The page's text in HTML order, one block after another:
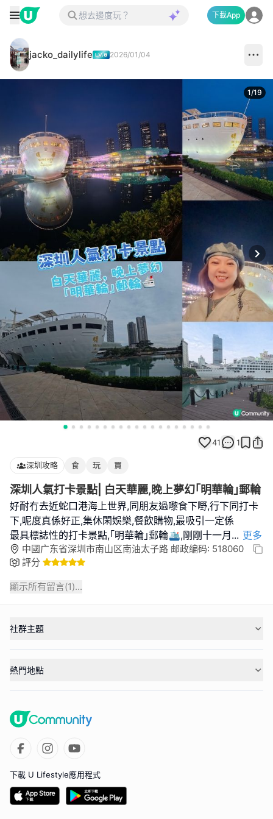
下載App
jacko_dailylife 2026/01/04
1/19
41 1
深圳攻略 食 玩 買
深圳人氣打卡景點| 白天華麗,晚上夢幻｢明華輪｣郵輪
好耐冇去近蛇口港海上世界,同朋友過嚟食下嘢,行下同打卡
下,呢度真係好正,集休閑娛樂,餐飲購物,最吸引一定係
最具標誌性的打卡景點,｢明華輪｣郵輪🛳️,剛剛十一月... 更多
中國广东省深圳市南山区南油太子路 邮政编码: 518060
評分
顯示所有留言(1)...
社群主題
熱門地點
下載 U Lifestyle應用程式